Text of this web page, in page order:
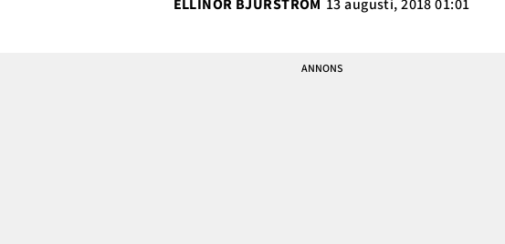
ELLINOR BJURSTRÖM 13 augusti, 2018 01:01